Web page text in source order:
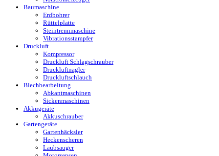
Baumaschine
Erdbohrer
Rüttelplatte
Steintrennmaschine
Vibrationsstampfer
Druckluft
Kompressor
Druckluft Schlagschrauber
Druckluftnagler
Druckluftschlauch
Blechbearbeitung
Abkantmaschinen
Sickenmaschinen
Akkugeräte
Akkuschrauber
Gartengeräte
Gartenhäcksler
Heckenscheren
Laubsauger